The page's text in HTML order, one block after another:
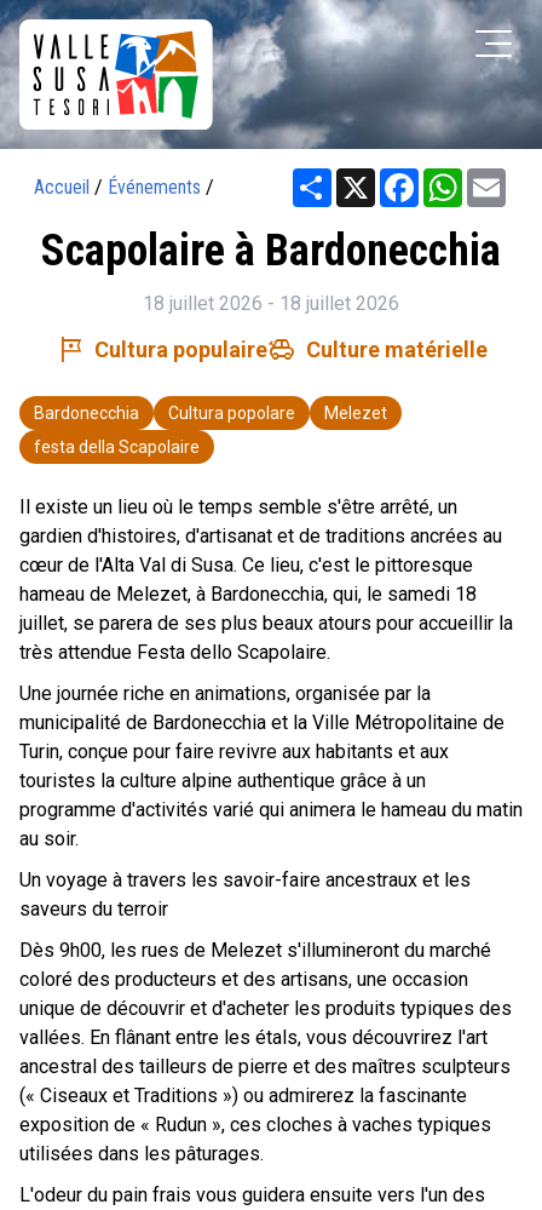
Accueil / Événements / Share X Facebook
Scapolaire à Bardonecchia
18 juillet 2026 - 18 juillet 2026
tour Cultura populairetoys Culture matérielle
Bardonecchia Cultura popolare
Melezet
festa della Scapolaire
Il existe un lieu où le temps semble s'être arrêté, un
gardien d'histoires, d'artisanat et de traditions ancrées au
cœur de l'Alta Val di Susa. Ce lieu, c'est le pittoresque
hameau de Melezet, à Bardonecchia, qui, le samedi 18
juillet, se parera de ses plus beaux atours pour accueillir la
très attendue Festa dello Scapolaire.
Une journée riche en animations, organisée par la
municipalité de Bardonecchia et la Ville Métropolitaine de
Turin, conçue pour faire revivre aux habitants et aux
touristes la culture alpine authentique grâce à un
programme d'activités varié qui animera le hameau du matin
au soir.
Un voyage à travers les savoir-faire ancestraux et les
saveurs du terroir
Dès 9h00, les rues de Melezet s'illumineront du marché
coloré des producteurs et des artisans, une occasion
unique de découvrir et d'acheter les produits typiques des
vallées. En flânant entre les étals, vous découvrirez l'art
ancestral des tailleurs de pierre et des maîtres sculpteurs
(« Ciseaux et Traditions ») ou admirerez la fascinante
exposition de « Rudun », ces cloches à vaches typiques
utilisées dans les pâturages.
L'odeur du pain frais vous guidera ensuite vers l'un des